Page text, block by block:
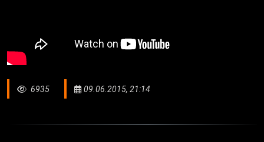
6935 09.06.2015, 21:14